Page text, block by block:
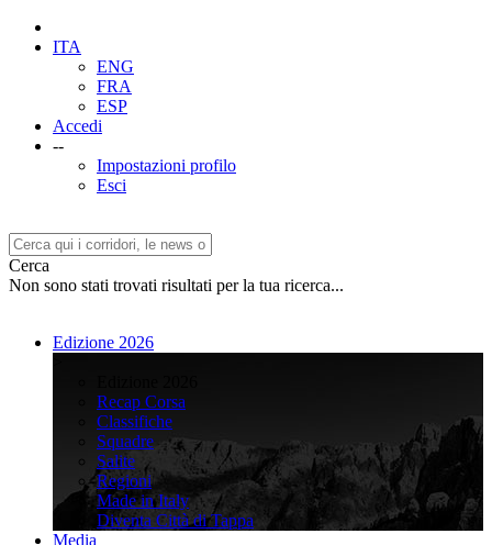
ITA
ENG
FRA
ESP
Accedi
--
Impostazioni profilo
Esci
Cerca
Non sono stati trovati risultati per la tua ricerca...
Edizione 2026
Recap Corsa
Classifiche
Squadre
Salite
Regioni
Made in Italy
Diventa Città di Tappa
Media